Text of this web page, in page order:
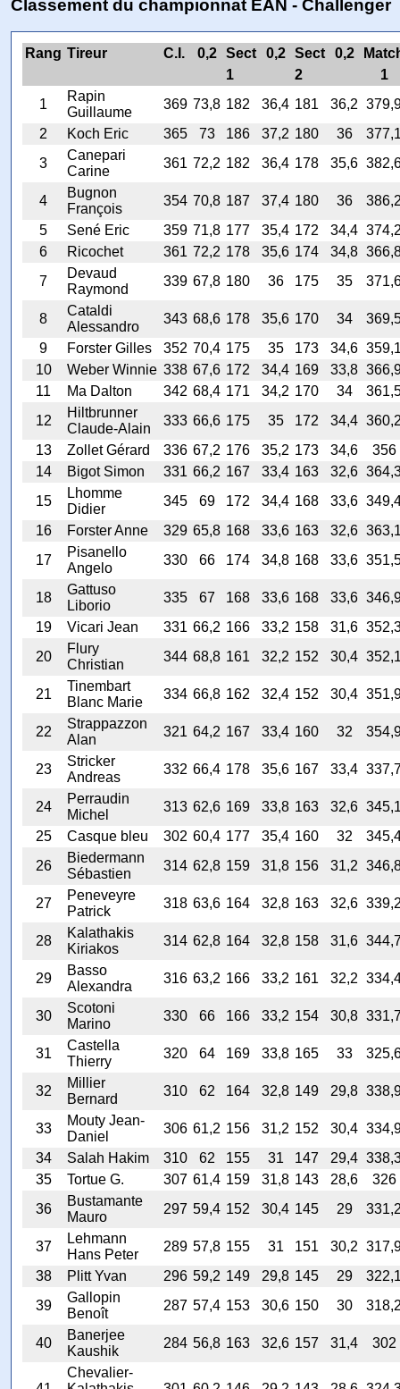
Classement du championnat EAN - Challenger
Rang Tireur C.I. 0,2 Sect 0,2 Sect 0,2
1
2
1
1
Rapin
Guillaume
369 73,8 182 36,4 181 36,2
2
Koch Eric 365 73 186 37,2 180 36
3
Canepari
Carine
361 72,2 182 36,4 178 35,6
4
Bugnon
François
354 70,8 187 37,4 180 36
5
Sené Eric 359 71,8 177 35,4 172 34,4
6
Ricochet 361 72,2 178 35,6 174 34,8
7
Devaud
Raymond
339 67,8 180 36 175 35
8
Cataldi
Alessandro
343 68,6 178 35,6 170 34
9
Forster Gilles 352 70,4 175 35 173 34,6
10
Weber Winnie 338 67,6 172 34,4 169 33,8
11
Ma Dalton 342 68,4 171 34,2 170 34
12
Hiltbrunner
Claude-Alain
333 66,6 175 35 172 34,4
13
Zollet Gérard 336 67,2 176 35,2 173 34,6
356
14
Bigot Simon 331 66,2 167 33,4 163 32,6
15
Lhomme
Didier
345 69 172 34,4 168 33,6
16
Forster Anne 329 65,8 168 33,6 163 32,6
17
Pisanello
Angelo
330 66 174 34,8 168 33,6
18
Gattuso
Liborio
335 67 168 33,6 168 33,6
19
Vicari Jean 331 66,2 166 33,2 158 31,6
20
Flury
Christian
344 68,8 161 32,2 152 30,4
21
Tinembart
Blanc Marie
334 66,8 162 32,4 152 30,4
22
Strappazzon
Alan
321 64,2 167 33,4 160 32
23
Stricker
Andreas
332 66,4 178 35,6 167 33,4
24
Perraudin
Michel
313 62,6 169 33,8 163 32,6
25
Casque bleu 302 60,4 177 35,4 160 32
26
Biedermann
Sébastien
314 62,8 159 31,8 156 31,2
27
Peneveyre
Patrick
318 63,6 164 32,8 163 32,6
28
Kalathakis
Kiriakos
314 62,8 164 32,8 158 31,6
29
Basso
Alexandra
316 63,2 166 33,2 161 32,2
30
Scotoni
Marino
330 66 166 33,2 154 30,8
31
Castella
Thierry
320 64 169 33,8 165 33
32
Millier
Bernard
310 62 164 32,8 149 29,8
33
Mouty Jean-
Daniel
306 61,2 156 31,2 152 30,4
34
Salah Hakim 310 62 155 31 147 29,4
35
Tortue G. 307 61,4 159 31,8 143 28,6
326
36
Bustamante
Mauro
297 59,4 152 30,4 145 29
37
Lehmann
Hans Peter
289 57,8 155 31 151 30,2
38
Plitt Yvan 296 59,2 149 29,8 145 29
39
Gallopin
Benoît
287 57,4 153 30,6 150 30
40
Banerjee
Kaushik
284 56,8 163 32,6 157 31,4 302
Chevalier-